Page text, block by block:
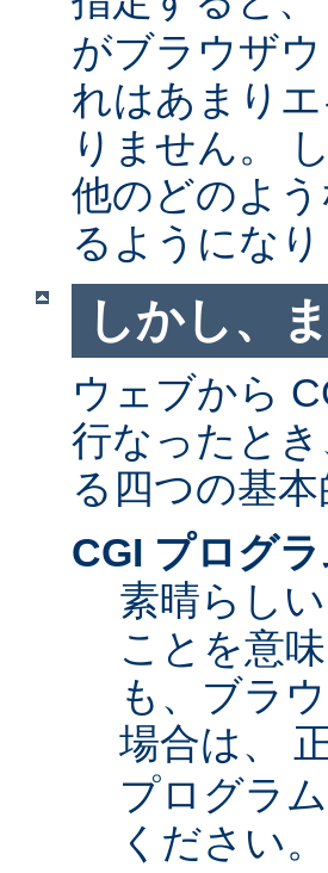
がブラウザ
れはあまり
りません。
他のどのよ
るようになり
しかし、
ウェブから
行なったと
る四つの基
CGI プログ
素晴らし
ことを意
も、ブラ
場合は、
プログラ
ください。